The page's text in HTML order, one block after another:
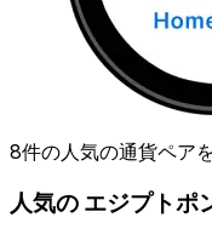
8件の人気の通貨ペア
人気の エジプトポ